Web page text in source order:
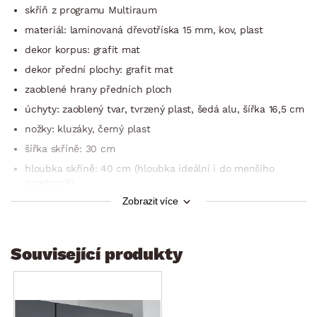
skříň z programu Multiraum
materiál: laminovaná dřevotříska 15 mm, kov, plast
dekor korpus: grafit mat
dekor přední plochy: grafit mat
zaoblené hrany předních ploch
úchyty: zaoblený tvar, tvrzený plast, šedá alu, šířka 16,5 cm
nožky: kluzáky, černý plast
šířka skříně: 30 cm
hloubka skříně: 40 cm (hloubka ideální i do menšího
1 x otočné dveře (univerzální montáž jako pravé/levé)
nastavitelná)
perokresba vnitřního prostoru skříně viz fotogalerie
Zobrazit více
Související produkty